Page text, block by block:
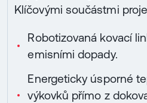
Klíčovými součástmi
Robotizovaná kovací
emisními dopady.
Energeticky úsporné
výkovků přímo z